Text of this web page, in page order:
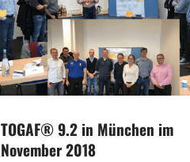
TOGAF® 9.2 in München im
November 2018